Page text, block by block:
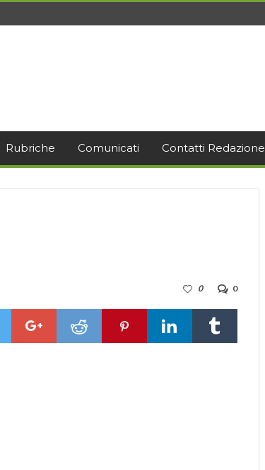
Rubriche Comunicati Contatti Redazione
0
0